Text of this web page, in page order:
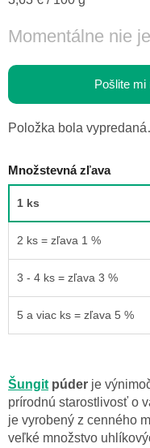
Momentálne nie
Pošlite mi
Položka bola
Množstevná zľava
1 ks
2 ks = zľava 1 %
3 - 4 ks = zľava 3 %
5 a viac ks = zľava 5 %
Šungit púder je
prírodnú starostlivosť o
je vyrobený z cenného
veľké množstvo